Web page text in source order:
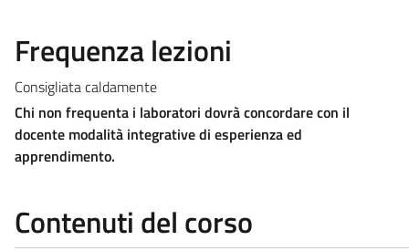
Frequenza lezioni
Consigliata caldamente
Chi non frequenta i laboratori dovrà concordare con il
docente modalità integrative di esperienza ed
apprendimento.
Contenuti del corso